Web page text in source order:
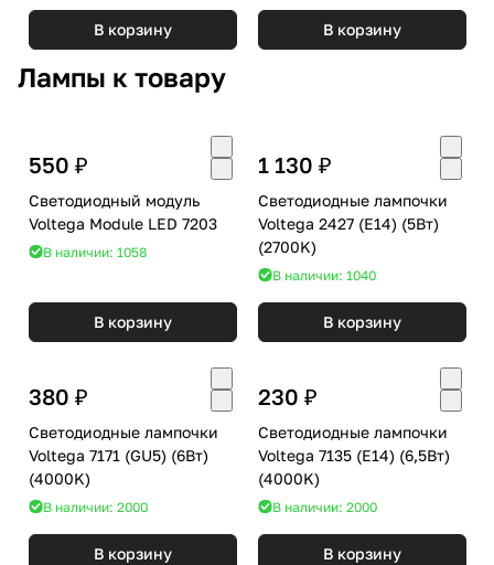
В корзину В корзину
Лампы к товару
550 ₽
Светодиодный модуль
Voltega Module LED 7203
В наличии: 1058
В корзину
1 130 ₽
Светодиодные лампочки
Voltega 2427 (E14) (5Вт)
(2700K)
В наличии: 1040
В корзину
380 ₽
Светодиодные лампочки
Voltega 7171 (GU5) (6Вт)
(4000K)
В наличии: 2000
В корзину
230 ₽
Светодиодные лампочки
Voltega 7135 (E14) (6,5Вт)
(4000K)
В наличии: 2000
В корзину